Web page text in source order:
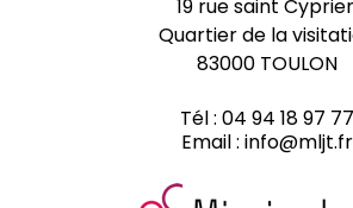
19 rue saint
Quartier de la
83000 TOULON
Tél : 04 94 18 97 77
Email : info@mljt.fr